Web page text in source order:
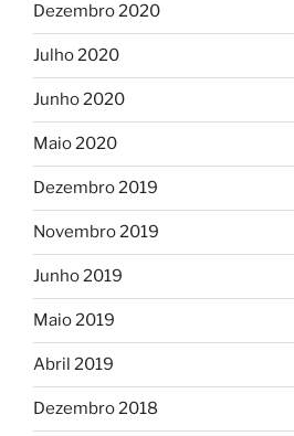
Dezembro 2020
Julho 2020
Junho 2020
Maio 2020
Dezembro 2019
Novembro 2019
Junho 2019
Maio 2019
Abril 2019
Dezembro 2018